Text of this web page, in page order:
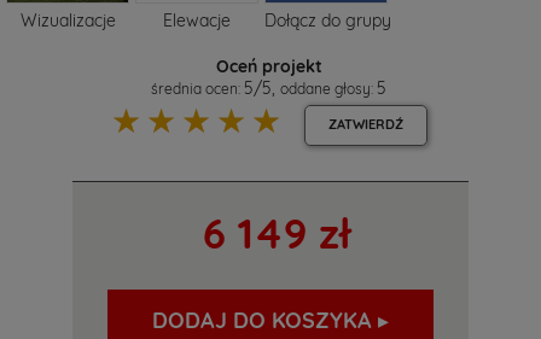
Wizualizacje Elewacje
Dołącz do grupy
Oceń projekt
średnia ocen: 5/5 oddane głosy: 5
☆
☆
☆
☆
☆ ZATWIERDŹ
6 149 zł
DODAJ DO KOSZYKA ▸